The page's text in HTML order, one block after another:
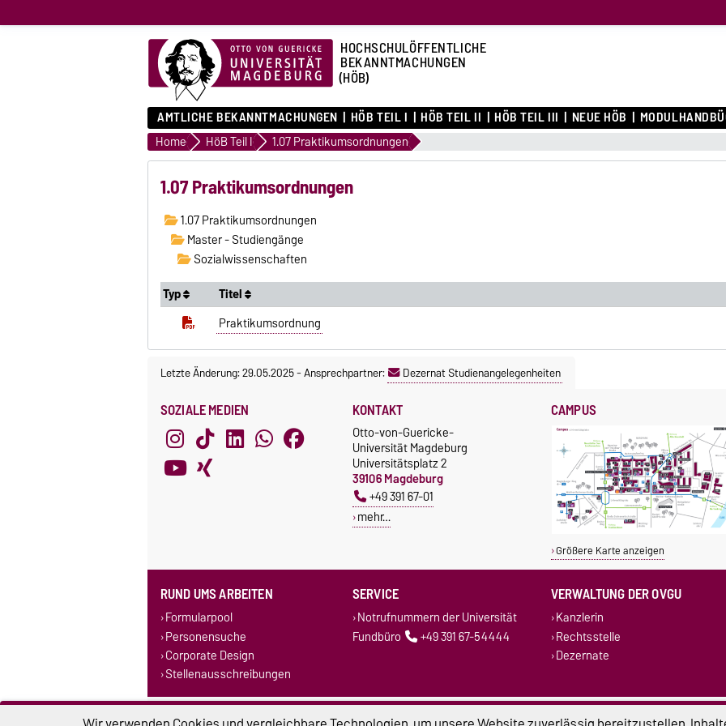
HOCHSCHULÖFFENTLICHE
BEKANNTMACHUNGEN
(HÖB)
AMTLICHE BEKANNTMACHUNGEN HÖB TEIL I HÖB TEIL II HÖB TEIL III NEUE HÖB
Home HöB Teil I 1.07 Praktikumsordnungen
1.07 Praktikumsordnungen
1.07 Praktikumsordnungen
Master - Studiengänge
Sozialwissenschaften
Typ
Titel
Praktikumsordnung
Letzte Änderung: 29.05.2025-Ansprechpartner: Dezernat Studienangelegenheiten
SOZIALE MEDIEN KONTAKT
Otto-von-Guericke-
Universität Magdeburg
Universitätsplatz 2
39106 Magdeburg
+49 391 67-01
mehr…
CAMPUS
Größere Karte anzeigen
RUND UMS ARBEITEN
Formularpool
Personensuche
Corporate Design
Stellenausschreibungen
SERVICE
Notrufnummern der Universität
Fundbüro
+49 391 67-54444
VERWALTUNG DER OVGU
Kanzlerin
Rechtsstelle
Dezernate